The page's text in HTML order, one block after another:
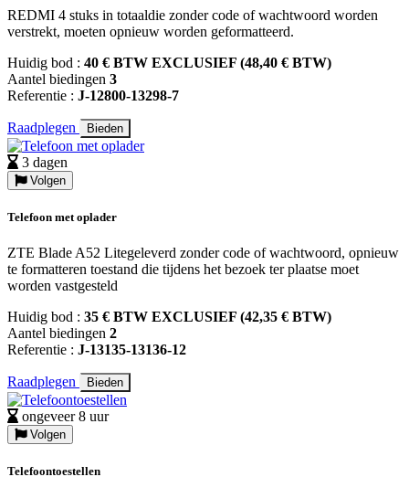
REDMI 4 stuks in totaaldie zonder code of wachtwoord worden
verstrekt, moeten opnieuw worden geformatteerd.
Huidig bod : 40 € BTW EXCLUSIEF (48,40 € BTW)
Aantel biedingen 3
Referentie : J-12800-13298-7
Raadplegen Bieden
3 dagen
Volgen
Telefoon met oplader
ZTE Blade A52 Litegeleverd zonder code of wachtwoord, opnieuw
te formatteren toestand die tijdens het bezoek ter plaatse moet
worden vastgesteld
Huidig bod : 35 € BTW EXCLUSIEF (42,35 € BTW)
Aantel biedingen 2
Referentie : J-13135-13136-12
Raadplegen Bieden
ongeveer 8 uur
Volgen
Telefoontoestellen